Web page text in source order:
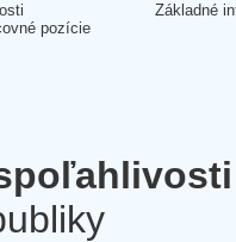
pozície
Základné